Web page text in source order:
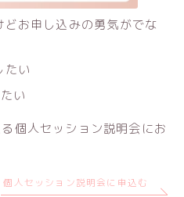
お申し込みの勇気がでな
たい
い
個人セッション説明会にお
個人セッション説明会に申込む